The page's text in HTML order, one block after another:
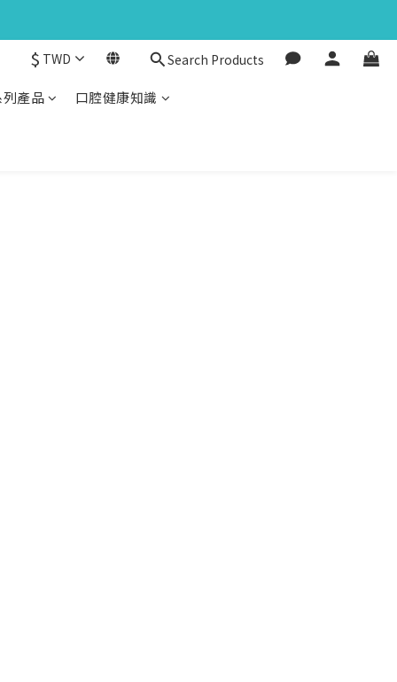
$ TWD Search Products
產品 口腔健康知識